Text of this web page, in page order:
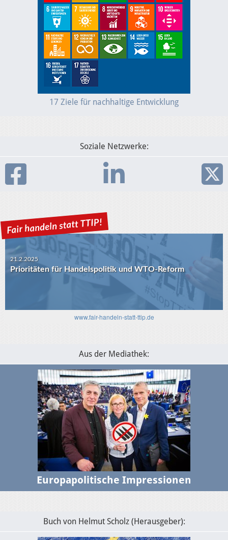
17 Ziele für nachhaltige Entwicklung
Soziale Netzwerke:
21.2.2025
Prioritäten für Handelspolitik und WTO-Reform
USA-EU: Die Algorithmen und das transatlantische
www.fair-handeln-statt-ttip.de
Aus der Mediathek:
Europapolitische Impressionen
Buch von Helmut Scholz (Herausgeber):